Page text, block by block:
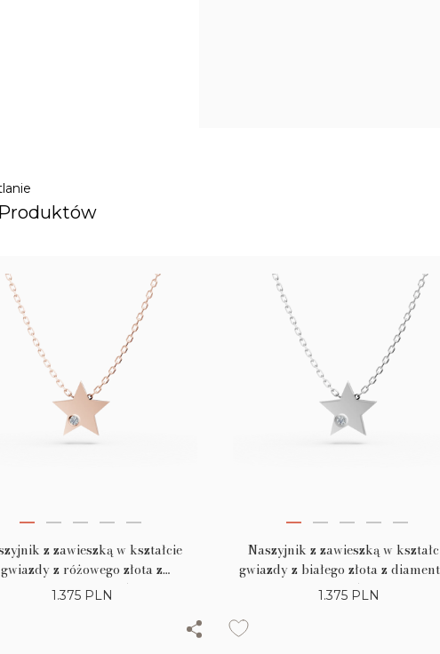
z zawieszką w kształcie
gwiazdy z różowego złota z
diamentem 0.005ct
1.375 PLN
Naszyjnik z zawieszką w
gwiazdy z białego złota z
0.005ct
1.375 PLN